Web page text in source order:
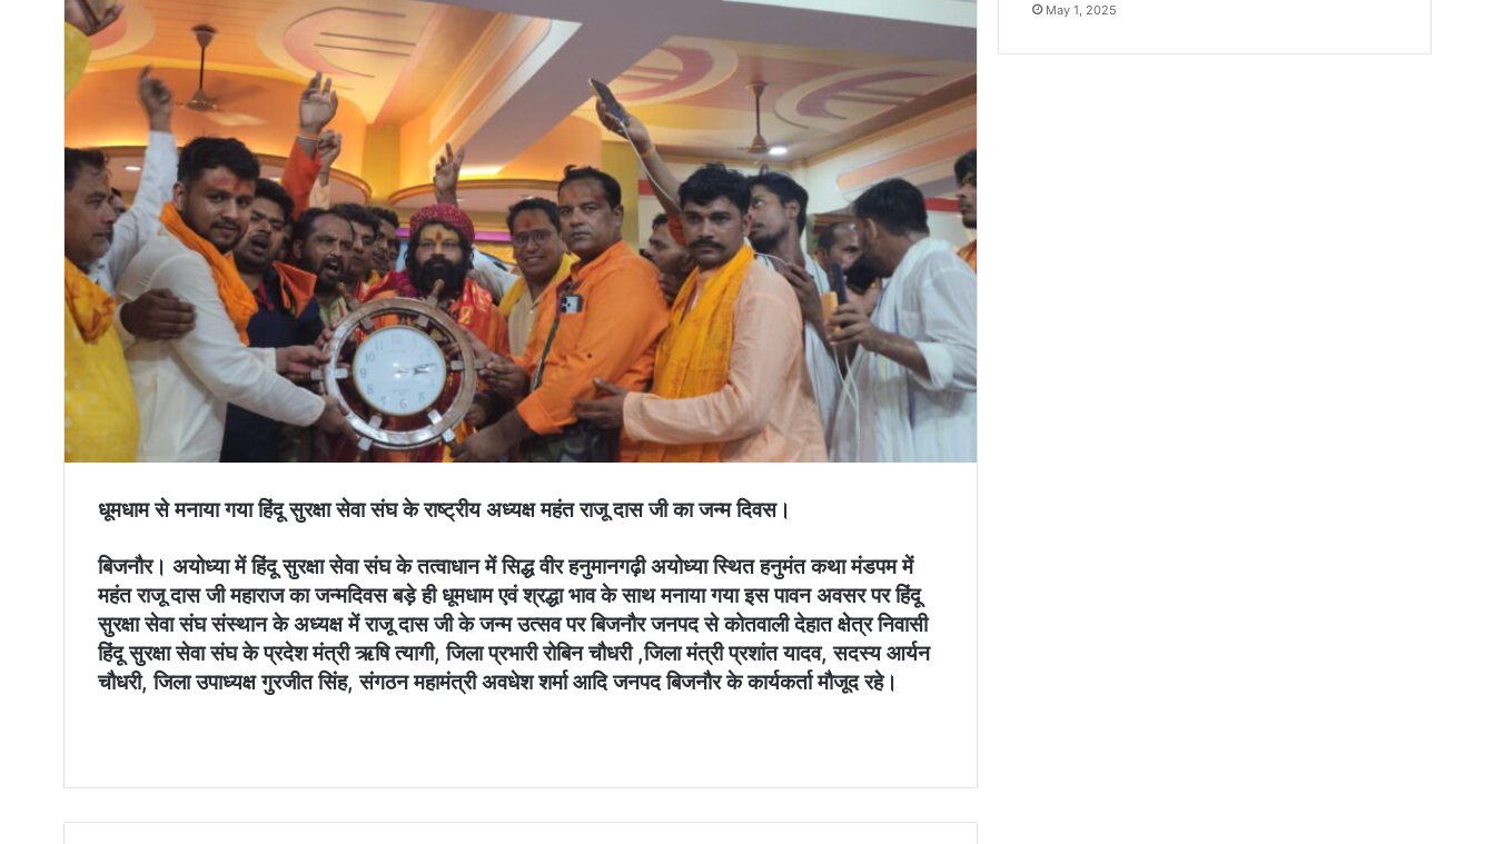
धूमधाम से मनाया गया हिंदू सुरक्षा सेवा संघ के राष्ट्रीय अध्यक्ष महंत राजू दास जी का जन्म दिवस।
बिजनौर। अयोध्या में हिंदू सुरक्षा सेवा संघ के तत्वाधान में सिद्ध वीर हनुमानगढ़ी अयोध्या स्थित हनुमंत कथा मंडपम में
महंत राजू दास जी महाराज का जन्मदिवस बड़े ही धूमधाम एवं श्रद्धा भाव के साथ मनाया गया इस पावन अवसर पर हिंदू
सुरक्षा सेवा संघ संस्थान के अध्यक्ष में राजू दास जी के जन्म उत्सव पर बिजनौर जनपद से कोतवाली देहात क्षेत्र निवासी
हिंदू सुरक्षा सेवा संघ के प्रदेश मंत्री ऋषि त्यागी, जिला प्रभारी रोबिन चौधरी ,जिला मंत्री प्रशांत यादव, सदस्य आर्यन
चौधरी, जिला उपाध्यक्ष गुरजीत सिंह, संगठन महामंत्री अवधेश शर्मा आदि जनपद बिजनौर के कार्यकर्ता मौजूद रहे।
May 1, 2025